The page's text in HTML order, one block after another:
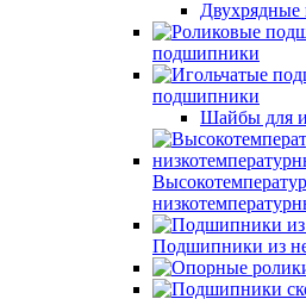
подшипники
подшипники
Шайбы для
Подшипники из